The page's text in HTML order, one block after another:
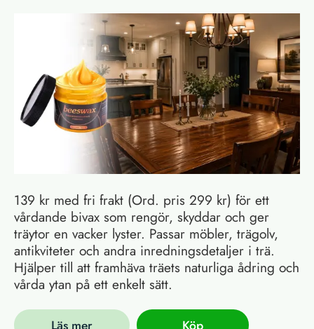
139 kr med fri frakt (Ord. pris 299 kr) för ett
vårdande bivax som rengör, skyddar och ger
träytor en vacker lyster. Passar möbler, trägolv,
antikviteter och andra inredningsdetaljer i trä.
Hjälper till att framhäva träets naturliga ådring och
vårda ytan på ett enkelt sätt.